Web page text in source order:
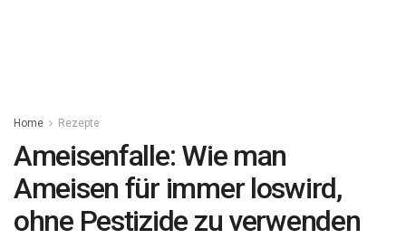
Home Rezepte
Ameisenfalle: Wie man
Ameisen für immer loswird,
ohne Pestizide zu verwenden